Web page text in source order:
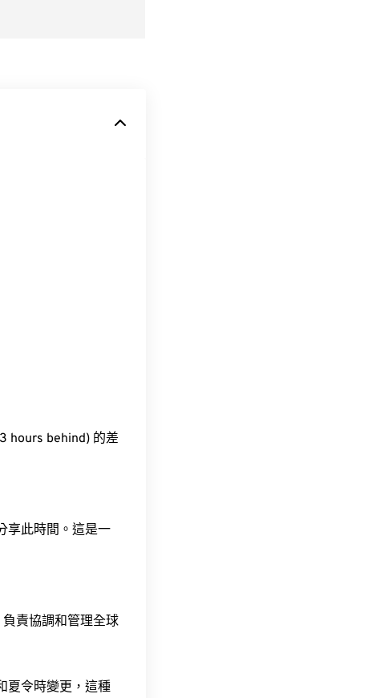
hours behind) 的差
享此時間。這是一
責協調和管理全球
夏令時變更，這種